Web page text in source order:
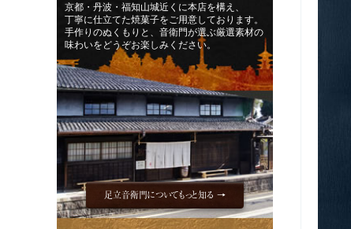
京都・丹波・福知山城近くに本店を構え、
丁寧に仕立てた焼菓子をご用意しております。
手作りのぬくもりと、音衛門が選ぶ厳選素材の
味わいをどうぞお楽しみください。
足立音衛門についてもっと知る →